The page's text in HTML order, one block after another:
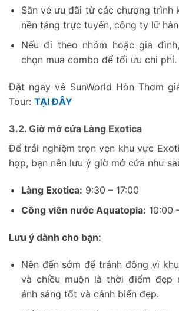
Săn vé ưu đãi từ các chương trình
nền tảng trực tuyến, công ty lữ
Nếu đi theo nhóm hoặc gia
chọn mua combo để tối ưu chi phí.
Đặt ngay vé SunWorld Hòn Thơm
Tour: TẠI ĐÂY
3.2. Giờ mở cửa Làng Exotica
Để trải nghiệm trọn vẹn khu vực
hợp, bạn nên lưu ý giờ mở cửa như
Làng Exotica: 9:30 – 17:00
Công viên nước Aquatopia: 10:00
Lưu ý dành cho bạn:
Nên đến sớm để tránh đông vì
và chiều muộn là thời điểm đẹp
ánh sáng tốt và cảnh biển đẹp.